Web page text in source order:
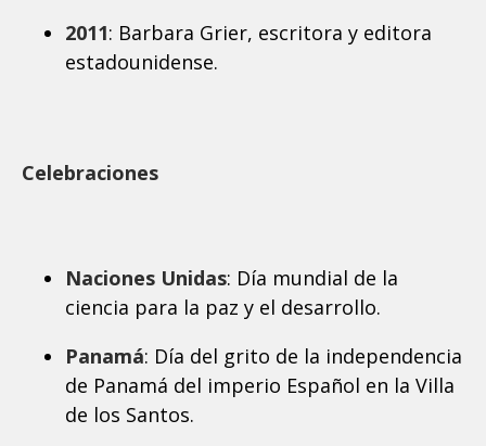
2011: Barbara Grier, escritora y editora
estadounidense.
Celebraciones
Naciones Unidas: Día mundial de la
ciencia para la paz y el desarrollo.
Panamá: Día del grito de la independencia
de Panamá del imperio Español en la Villa
de los Santos.